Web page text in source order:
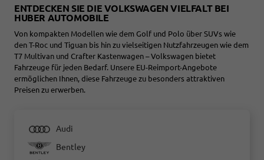
ENTDECKEN SIE DIE VOLKSWAGEN VIELFALT BEI
HUBER AUTOMOBILE
Von kompakten Modellen wie dem Golf und Polo über SUVs wie
den T-Roc und Tiguan bis hin zu vielseitigen Nutzfahrzeugen wie dem
T7 Multivan und Crafter Kastenwagen – Volkswagen bietet
Fahrzeuge für jeden Bedarf. Unsere EU-Reimport-Angebote
ermöglichen Ihnen, diese Fahrzeuge zu besonders attraktiven
Preisen zu erwerben.
Audi
Bentley